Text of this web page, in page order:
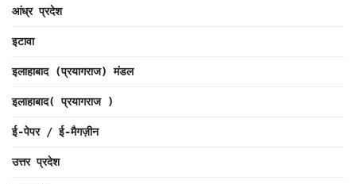
आंध्र प्रदेश
इटावा
इलाहाबाद (प्रयागराज) मंडल
इलाहाबाद( प्रयागराज )
ई-पेपर / ई-मैगज़ीन
उत्तर प्रदेश